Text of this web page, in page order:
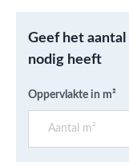
Geef het
nodig heeft
Oppervlakte in m²